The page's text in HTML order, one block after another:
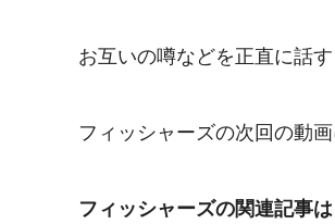
お互いの噂などを正直に話
フィッシャーズの次回の動画
フィッシャーズの関連記事